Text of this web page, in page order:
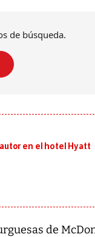
de búsqueda.
en el hotel Hyatt
de
y escuetas
este